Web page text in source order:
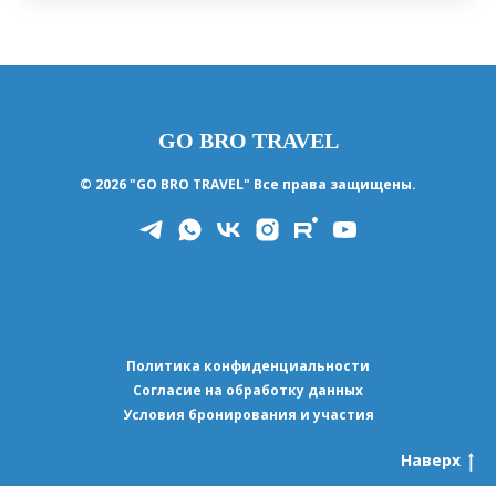
GO BRO TRAVEL
© 2026 "GO BRO TRAVEL" Все права защищены.
Политика конфиденциальности
Согласие на обработку данных
Условия бронирования и участия
Наверх